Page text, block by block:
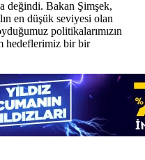
değindi. Bakan Şimşek,
en düşük seviyesi olan
politikalarımızın
hedeflerimiz bir bir